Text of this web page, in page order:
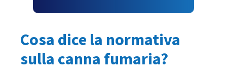
Cosa dice la normativa
sulla canna fumaria?